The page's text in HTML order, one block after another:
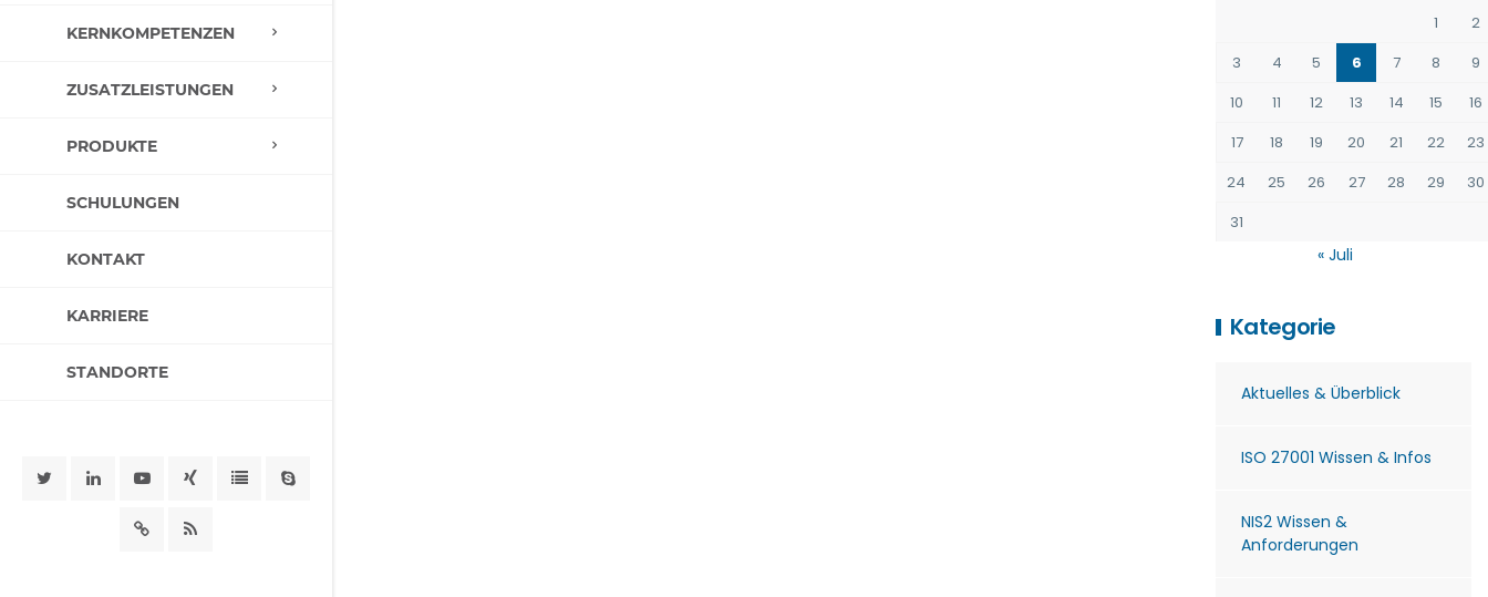
KERNKOMPETENZEN
ZUSATZLEISTUNGEN
PRODUKTE
SCHULUNGEN
KONTAKT
KARRIERE
STANDORTE
1
2
3
4 5 6 7 8
9
10
11 12 13 14 15
16
17
18 19 20 21 22
23
24
25 26 27 28 29
30
31
« Juli
Kategorie
Aktuelles & Überblick
ISO 27001 Wissen & Infos
NIS2 Wissen &
Anforderungen